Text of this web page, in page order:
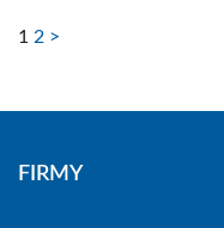
1 2 >
FIRMY